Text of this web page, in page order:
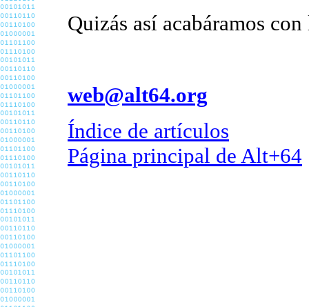
Quizás así acabáramos con
web@alt64.org
Índice de artículos
Página principal de Alt+64